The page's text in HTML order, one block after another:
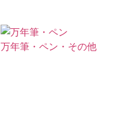
万年筆・ペン・その他